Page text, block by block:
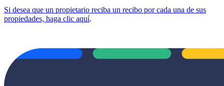
Si desea que un propietario reciba un recibo por cada una de sus
propiedades, haga clic aquí.